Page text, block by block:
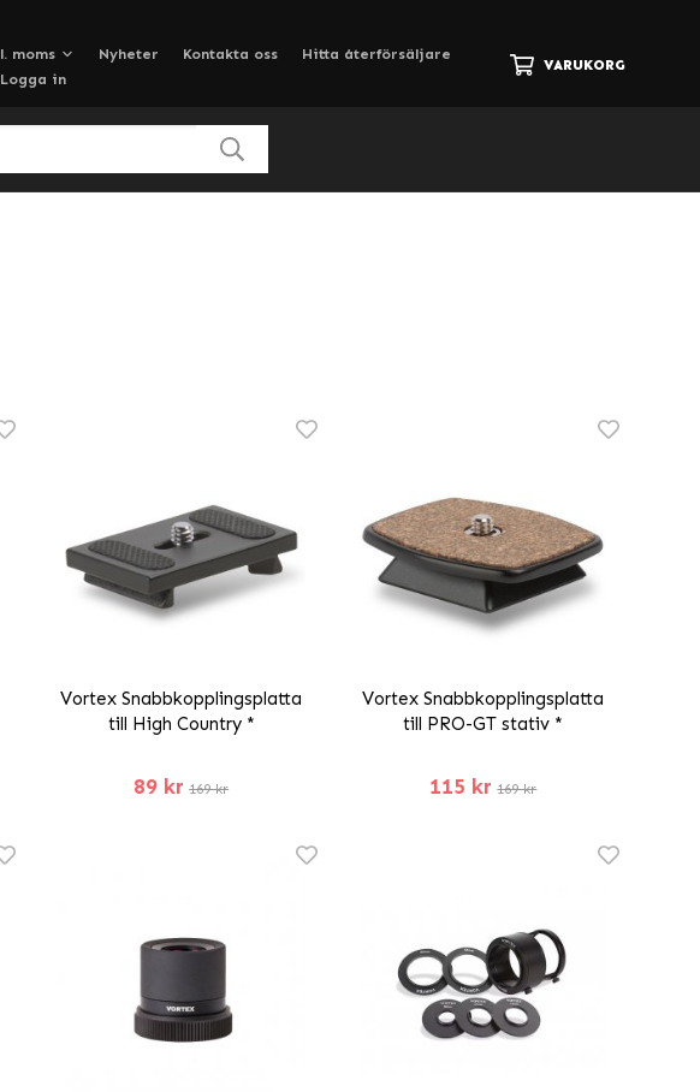
Nyheter Kontakta oss
Hitta återförsäljare
Logga in
VARUKORG
Vortex Snabbkopplingsplatta
till High Country *
89 kr 169 kr
Vortex Snabbkopplingsplatta
till PRO-GT stativ *
115 kr 169 kr